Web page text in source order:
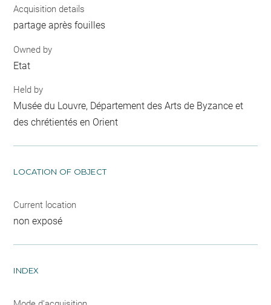
Acquisition details
partage après fouilles
Owned by
Etat
Held by
Musée du Louvre, Département des Arts de Byzance et
des chrétientés en Orient
LOCATION OF OBJECT
Current location
non exposé
INDEX